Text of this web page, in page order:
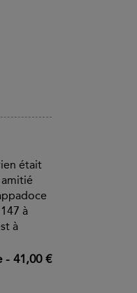
était
à
à
- 41,00 €